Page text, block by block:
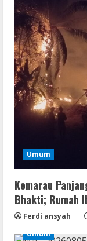
Umum
Kemarau
Bhakti; Rumah
Ferdi ansyah
Umum
3